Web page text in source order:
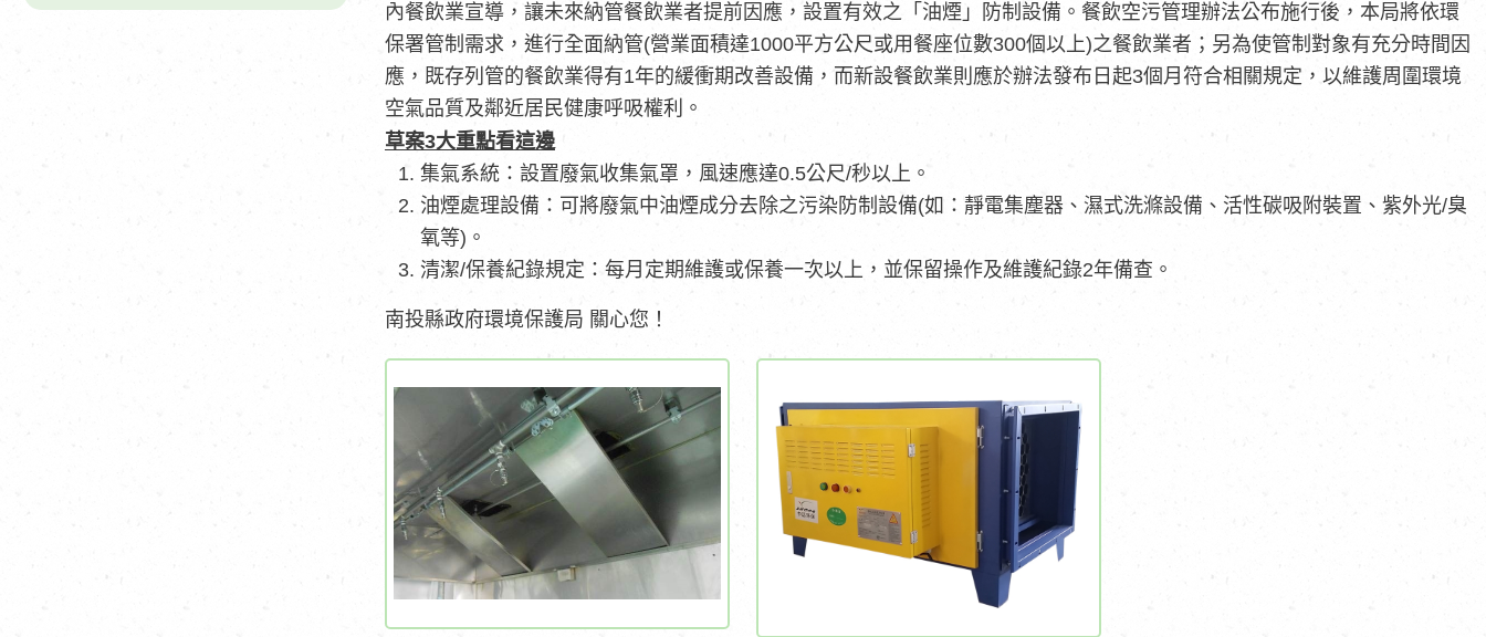
內餐飲業宣導，讓未來納管餐飲業者提前因應，設置有效之「油煙」防制設備。餐飲空污管理辦法公布施行後，本局將依環
保署管制需求，進行全面納管(營業面積達1000平方公尺或用餐座位數300個以上)之餐飲業者；另為使管制對象有充分時間因
應，既存列管的餐飲業得有1年的緩衝期改善設備，而新設餐飲業則應於辦法發布日起3個月符合相關規定，以維護周圍環境
空氣品質及鄰近居民健康呼吸權利。
草案3大重點看這邊
集氣系統：設置廢氣收集氣罩，風速應達0.5公尺/秒以上。
油煙處理設備：可將廢氣中油煙成分去除之污染防制設備(如：靜電集塵器、濕式洗滌設備、活性碳吸附裝置、紫外光/臭
氧等)。
清潔/保養紀錄規定：每月定期維護或保養一次以上，並保留操作及維護紀錄2年備查。
南投縣政府環境保護局 關心您！